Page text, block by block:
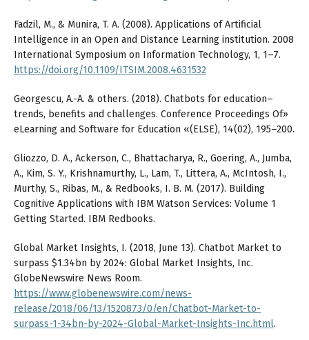
Fadzil, M., & Munira, T. A. (2008). Applications of Artificial
Intelligence in an Open and Distance Learning institution. 2008
International Symposium on Information Technology, 1, 1–7.
https://doi.org/10.1109/ITSIM.2008.4631532
Georgescu, A.-A. & others. (2018). Chatbots for education–
trends, benefits and challenges. Conference Proceedings Of»
eLearning and Software for Education «(ELSE), 14(02), 195–200.
Gliozzo, D. A., Ackerson, C., Bhattacharya, R., Goering, A., Jumba,
A., Kim, S. Y., Krishnamurthy, L., Lam, T., Littera, A., McIntosh, I.,
Murthy, S., Ribas, M., & Redbooks, I. B. M. (2017). Building
Cognitive Applications with IBM Watson Services: Volume 1
Getting Started. IBM Redbooks.
Global Market Insights, I. (2018, June 13). Chatbot Market to
surpass $1.34bn by 2024: Global Market Insights, Inc.
GlobeNewswire News Room.
https://www.globenewswire.com/news-
release/2018/06/13/1520873/0/en/Chatbot-Market-to-
surpass-1-34bn-by-2024-Global-Market-Insights-Inc.html.